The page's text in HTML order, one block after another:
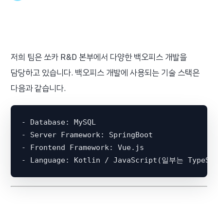
저희 팀은 쏘카 R&D 본부에서 다양한 백오피스 개발을
담당하고 있습니다. 백오피스 개발에 사용되는 기술 스택은
다음과 같습니다.
-
-
-
-